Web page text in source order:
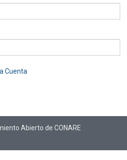
Cuenta
Abierto de CONARE